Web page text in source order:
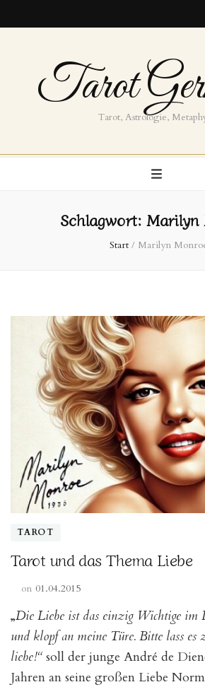
Tarot
Tarot, Astrologie,
Schlagwort: Marilyn
Start / Marilyn
TAROT
Tarot und das Thema Liebe
on 01.04.2015
„Die Liebe ist das einzig Wichtige im
und klopf an meine Türe. Bitte lass es
liebe!“soll der junge André de
Jahren an seine großen Liebe